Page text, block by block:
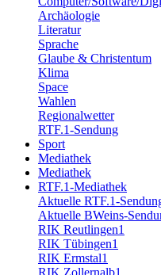
Archäologie
Literatur
Sprache
Glaube & Christentum
Klima
Space
Wahlen
Regionalwetter
RTF.1-Sendung
Sport
Mediathek
Mediathek
RTF.1-Mediathek
Aktuelle RTF.1-
Aktuelle BWeins-
RIK Reutlingen1
RIK Tübingen1
RIK Ermstal1
RIK Zollernalb1